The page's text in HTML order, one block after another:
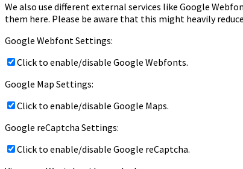
We also use different external services like Google
them here. Please be aware that this might heavily
Google Webfont Settings:
Click to enable/disable Google Webfonts.
Google Map Settings:
Click to enable/disable Google Maps.
Google reCaptcha Settings:
Click to enable/disable Google reCaptcha.